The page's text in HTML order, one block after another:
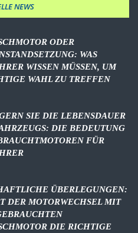
NEWS
ODER
WAS
WISSEN MÜSSEN, UM
WAHL ZU TREFFEN
SIE DIE LEBENSDAUER
DIE BEDEUTUNG
FÜR
ÜBERLEGUNGEN:
DER MOTORWECHSEL MIT
DIE RICHTIGE